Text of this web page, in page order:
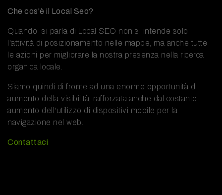
Che cos'è il Local Seo?
Quando si parla di Local SEO non si intende solo
l'attività di posizionamento nelle mappe, ma anche tutte
le azioni per migliorare la nostra presenza nella ricerca
organica locale.
Siamo quindi di fronte ad una enorme opportunità di
aumento della visibilità, rafforzata anche dal costante
aumento dell'utilizzo di dispositivi mobile per la
navigazione nel web.
Contattaci